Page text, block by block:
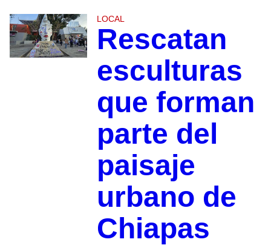
LOCAL
Rescatan
esculturas
que forman
parte del
paisaje
urbano de
Chiapas